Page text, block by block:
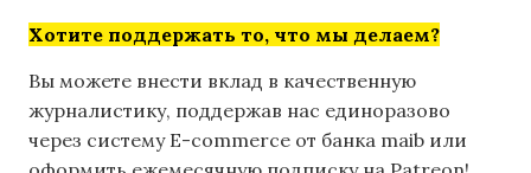
Хотите поддержать то, что мы делаем?
Вы можете внести вклад в качественную
журналистику, поддержав нас единоразово
через систему E-commerce от банка maib или